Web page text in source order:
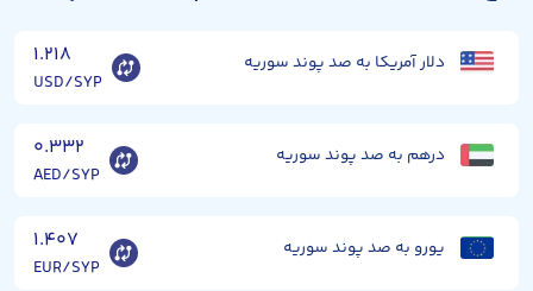
دلار آمریکا به صد پوند سوریه ۱.۲۱۸
USD/SYP
درهم به صد پوند سوریه ۰.۳۳۲
AED/SYP
یورو به صد پوند سوریه ۱.۴۰۷
EUR/SYP